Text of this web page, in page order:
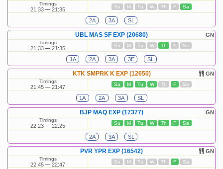
Timings
21:33 21:35 Su M Tu W Th F Sa
2A 3A SL
GN
UBL MAS SF EXP (20680)
Timings
21:33 21:35 Su M Tu W Th F Sa
1A 2A 3A 3E SL
GN
KTK SMPRK K EXP (12650)
Timings
21:45 21:47 Su M Tu W Th F Sa
1A 2A 3A SL
GN
BJP MAQ EXP (17377)
Timings
22:23 22:25 Su M Tu W Th F Sa
2A 3A SL
GN
PVR YPR EXP (16542)
Timings
22:45 22:47 Su M Tu W Th F Sa